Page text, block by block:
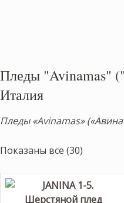
Пледы "Avinamas"
Италия
Пледы «Avinamas»
Показаны все (30)